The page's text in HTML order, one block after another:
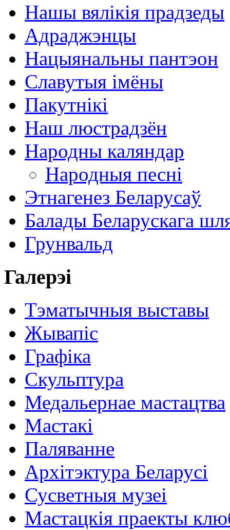
Нашы вялікія прадзеды
Адраджэнцы
Нацыянальны пантэон
Славутыя імёны
Пакутнікі
Наш люстрадзён
Народны каляндар
Народныя песні
Этнагенез Беларусаў
Балады Беларускага
Грунвальд
Галерэі
Тэматычныя выставы
Жывапіс
Графіка
Скульптура
Медальернае мастацтва
Мастакі
Паляванне
Архітэктура Беларусі
Сусветныя музеі
Мастацкія праекты